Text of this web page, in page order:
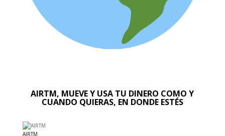
AIRTM, MUEVE Y USA TU DINERO COMO Y
CUANDO QUIERAS, EN DONDE ESTÉS
AIRTM